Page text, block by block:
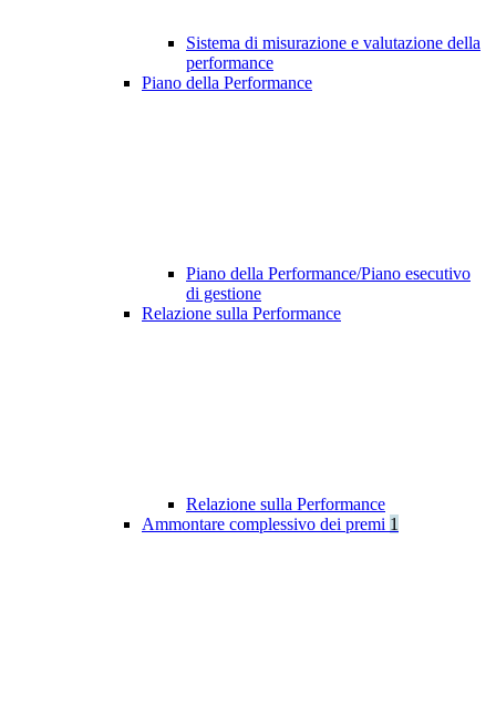
Sistema di misurazione e valutazione della
performance
Piano della Performance
Piano della Performance/Piano esecutivo
di gestione
Relazione sulla Performance
Relazione sulla Performance
Ammontare complessivo dei premi 1